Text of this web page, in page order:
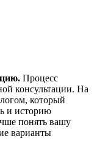
Процесс
консультации. На
который
и историю
понять вашу
варианты